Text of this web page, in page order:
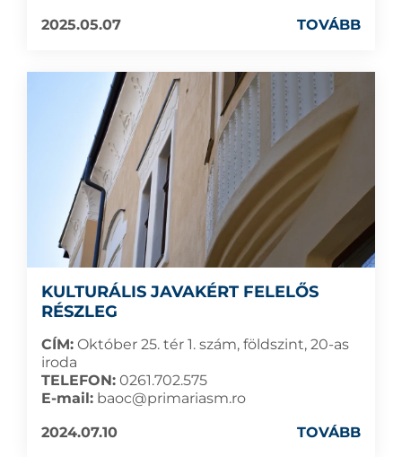
2025.05.07
TOVÁBB
KULTURÁLIS JAVAKÉRT FELELŐS
RÉSZLEG
CÍM: Október 25. tér 1. szám, földszint, 20-as
iroda
TELEFON: 0261.702.575
E-mail: baoc@primariasm.ro
2024.07.10
TOVÁBB